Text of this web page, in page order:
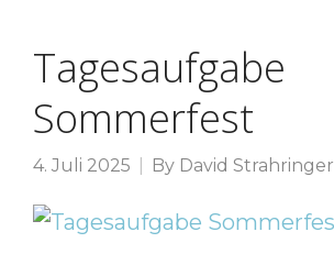
Tagesaufgabe
Sommerfest
4. Juli 2025 By David Strahringer